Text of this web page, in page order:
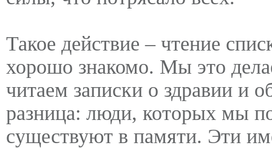
Такое действие – чтение
хорошо знакомо. Мы это
читаем записки о здравии и
разница: люди, которых мы
существуют в памяти. Эти